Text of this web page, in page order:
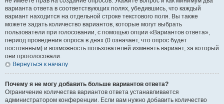
варианта ответа в соответствующих полях, убедившись, что каждый
вариант находится на отдельной строке текстового поля. Вы также
можете задать количество вариантов, которые могут выбрать
пользователи при голосовании, с помощью опции «Вариантов ответа»,
период проведения опроса в днях (0 означает, что опрос будет
постоянным) и возможность пользователей изменять вариант, за который
они проголосовали.
Вернуться к началу
Почему я не могу добавить больше вариантов ответа?
Ограничение количества вариантов ответа устанавливается
администратором конференции. Если вам нужно добавить количество